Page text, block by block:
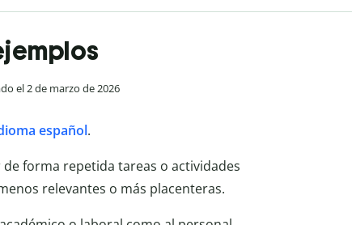
el 2 de marzo de 2026
español.
forma repetida tareas o actividades
relevantes o más placenteras.